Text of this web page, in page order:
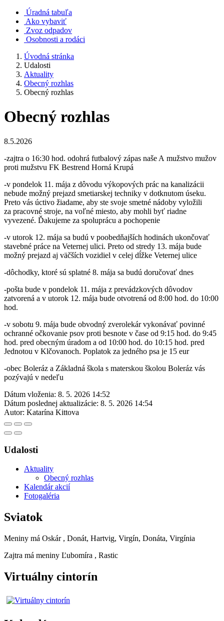
Úradná tabuľa
Ako vybaviť
Zvoz odpadov
Osobnosti a rodáci
Úvodná stránka
Udalosti
Aktuality
Obecný rozhlas
Obecný rozhlas
Obecný rozhlas
8.5.2026
-zajtra o 16:30 hod. odohrá futbalový zápas naše A mužstvo mužov
proti mužstvu FK Bestrend Horná Krupá
-v pondelok 11. mája z dôvodu výkopových prác na kanalizácii
nebude možný prejazd smetiarskej techniky v dotknutom úseku.
Preto vás úctivo žiadame, aby ste svoje smetné nádoby vyložili
za pracovné stroje, na voľné miesto, aby mohli byť riadne
vyvezené. Ďakujeme za spoluprácu a pochopenie
-v utorok 12. mája sa budú v poobedňajších hodinách ukončovať
stavebné práce na Veternej ulici. Preto od stredy 13. mája bude
možný prejazd aj väčších vozidiel v celej dĺžke Veternej ulice
-dôchodky, ktoré sú splatné 8. mája sa budú doručovať dnes
-pošta bude v pondelok 11. mája z prevádzkových dôvodov
zatvorená a v utorok 12. mája bude otvotrená od 8:00 hod. do 10:00
hod.
-v sobotu 9. mája bude obvodný zverolekár vykonávať povinné
ochranné očkovanie psov proti besnote v čase od 9:15 hod. do 9:45
hod. pred obecným úradom a od 10:00 hod. do 10:15 hod. pred
Jednotou v Klčovanoch. Poplatok za jedného psa je 15 eur
-obec Boleráz a Základná škola s materskou školou Boleráz vás
pozývajú v nedeľu
Dátum vloženia: 8. 5. 2026 14:52
Dátum poslednej aktualizácie: 8. 5. 2026 14:54
Autor: Katarína Kittova
Udalosti
Aktuality
Obecný rozhlas
Kalendár akcií
Fotogaléria
Sviatok
Meniny má Oskár , Donát, Hartvig, Virgín, Donáta, Virgínia
Zajtra má meniny Ľubomíra , Rastic
Virtuálny cintorín